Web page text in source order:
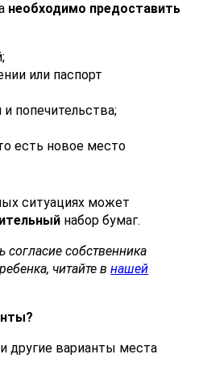
необходимо предоставить
или паспорт
и попечительства;
есть новое место
ситуациях может
набор бумаг.
согласие собственника
читайте внашей
варианты места